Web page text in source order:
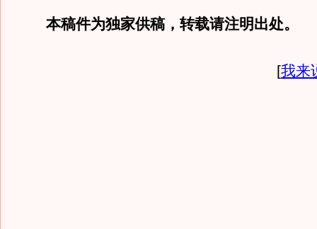
本稿件为独家供稿，转载请注明出处。
[我来